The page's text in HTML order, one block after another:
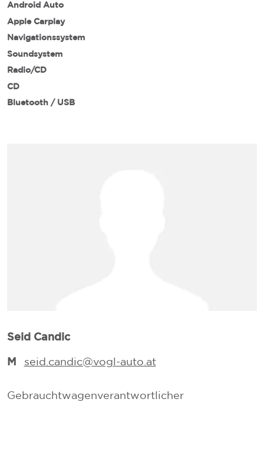
Android Auto
Apple Carplay
Navigationssystem
Soundsystem
Radio/CD
CD
Bluetooth / USB
Seid Candic
M seid.candic@vogl-auto.at
Gebrauchtwagenverantwortlicher